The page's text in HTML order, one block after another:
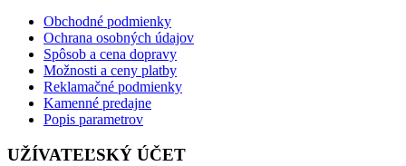
Obchodné podmienky
Ochrana osobných údajov
Spôsob a cena dopravy
Možnosti a ceny platby
Reklamačné podmienky
Kamenné predajne
Popis parametrov
UŽÍVATEĽSKÝ ÚČET